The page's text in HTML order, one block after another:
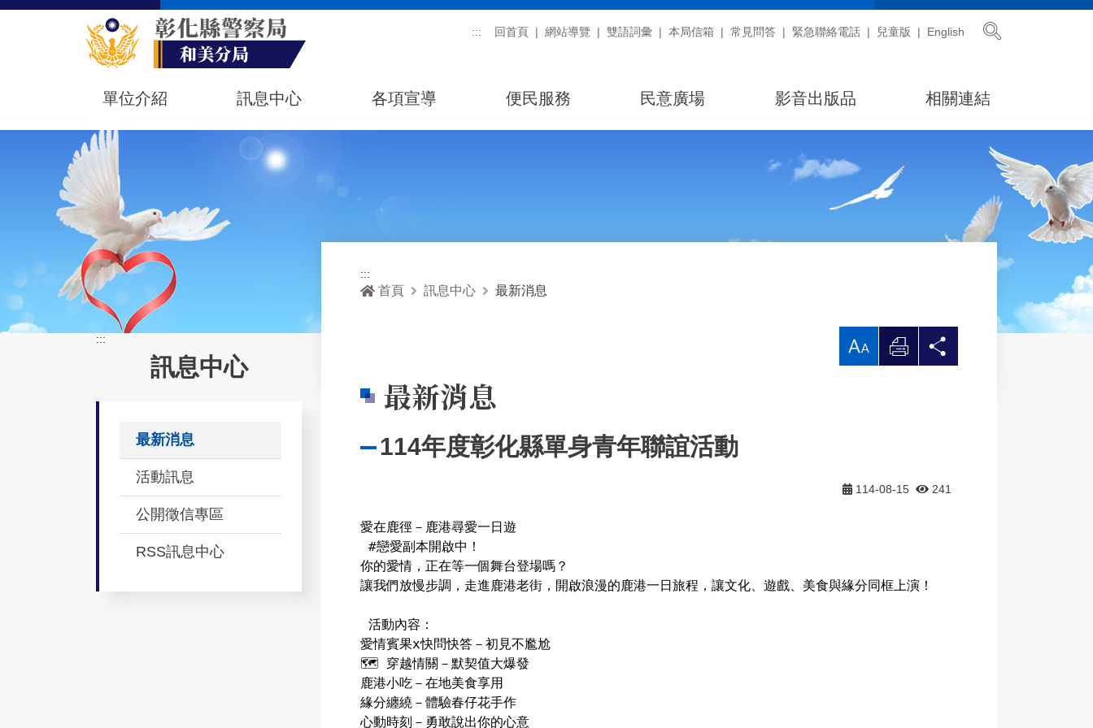
::: 回首頁 網站導覽 雙語詞彙 本局信箱 常見問答 緊急聯絡電話 兒童版 English
單位介紹 訊息中心 各項宣導 便民服務 民意廣場 影音出版品 相關連結
:::
訊息中心
最新消息
活動訊息
公開徵信專區
RSS訊息中心
:::
首頁 訊息中心 最新消息
放 列
最新消息
114年度彰化縣單身青年聯誼活動
114-08-15 241
愛在鹿徑－鹿港尋愛一日遊
你的愛情，正在等一個舞台登場嗎？
讓我們放慢步調，走進鹿港老街，開啟浪漫的鹿港一日旅程，讓文化、遊戲、美食與緣分同框上演！
愛情賓果x快問快答－初見不尷尬
🗺 穿越情關－默契值大爆發
鹿港小吃－在地美食享用
緣分纏繞－體驗春仔花手作
心動時刻－勇敢說出你的心意